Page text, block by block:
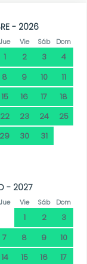
por tener un
Creativa de la
y todo tipo de
y a su imponente
- 2026
Jue Vie Sáb Dom
1 2 3
4
8 9 10
11
15 16 17
18
22 23 24
25
29 30 31
- 2027
Jue Vie Sáb Dom
1 2
3
7 8 9
10
14 15 16
17